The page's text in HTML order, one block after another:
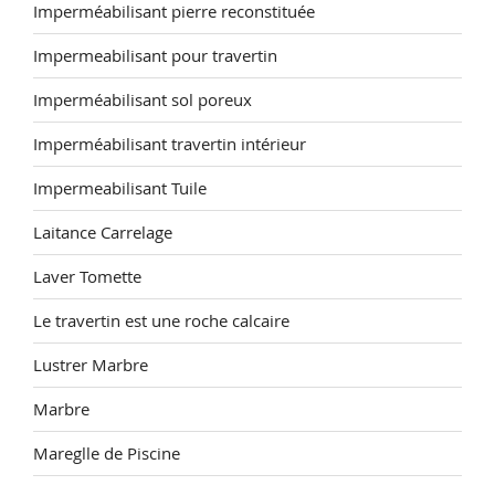
Imperméabilisant pierre reconstituée
Impermeabilisant pour travertin
Imperméabilisant sol poreux
Imperméabilisant travertin intérieur
Impermeabilisant Tuile
Laitance Carrelage
Laver Tomette
Le travertin est une roche calcaire
Lustrer Marbre
Marbre
Mareglle de Piscine